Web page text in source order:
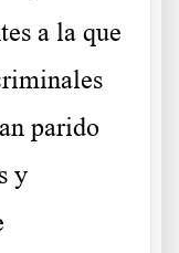
a la que
parido
y